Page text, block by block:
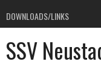
DOWNLOADS/LINKS
SSV